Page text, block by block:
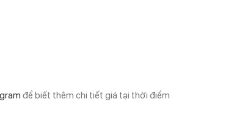
để biết thêm chi tiết giá tại thời điểm